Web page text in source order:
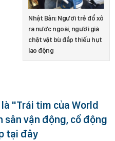
Nhật Bản: Người trẻ đổ xô
ra nước ngoài, người già
chật vật bù đắp thiếu hụt
lao động
"Trái tim của World
sân vận động, cổ động
tại đây